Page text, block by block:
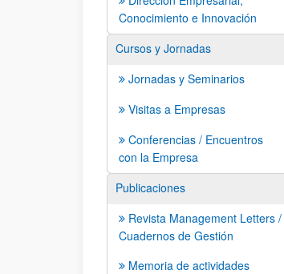
Conocimiento e Innovación
Cursos y Jornadas
Jornadas y Seminarios
Visitas a Empresas
Conferencias / Encuentros
con la Empresa
Publicaciones
Revista Management Letters /
Cuadernos de Gestión
Memoria de actividades